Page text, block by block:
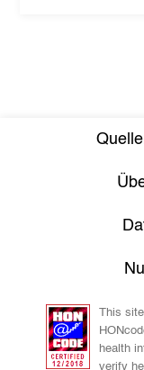
This
health
verify